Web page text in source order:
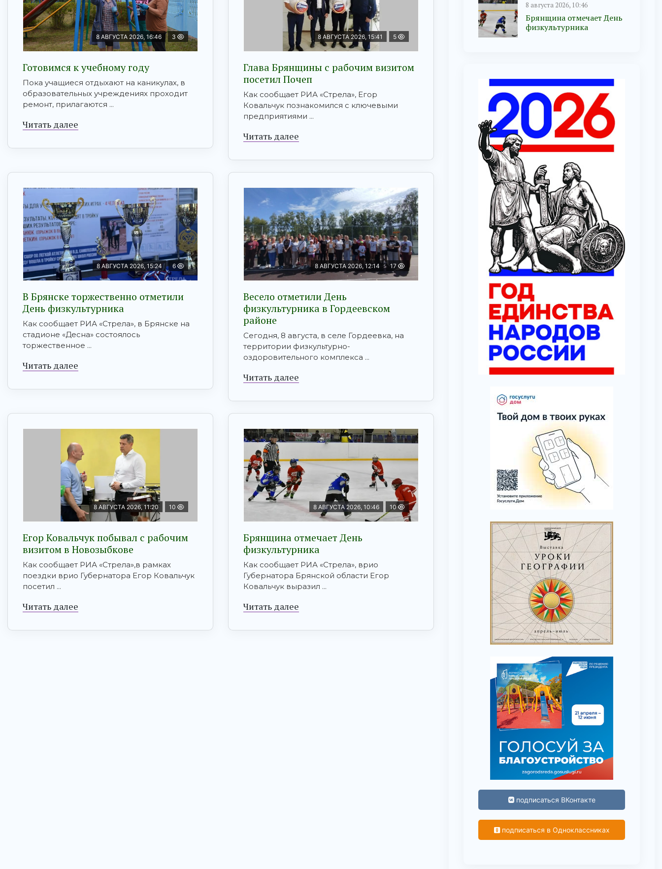
8 АВГУСТА 2026, 16:46 3
Готовимся к учебному году
Пока учащиеся отдыхают на каникулах, в
образовательных учреждениях проходит
ремонт, прилагаются ...
Читать далее
8 АВГУСТА 2026, 15:41 5
Глава Брянщины с рабочим визитом
посетил Почеп
Как сообщает РИА «Стрела», Егор
Ковальчук познакомился с ключевыми
предприятиями ...
Читать далее
8 АВГУСТА 2026, 15:24 6
В Брянске торжественно отметили
День физкультурника
Как сообщает РИА «Стрела», в Брянске на
стадионе «Десна» состоялось
торжественное ...
Читать далее
8 АВГУСТА 2026, 12:14 17
Весело отметили День
физкультурника в Гордеевском
районе
Сегодня, 8 августа, в селе Гордеевка, на
территории физкультурно-
оздоровительного комплекса ...
Читать далее
8 АВГУСТА 2026, 11:20 10
Егор Ковальчук побывал с рабочим
визитом в Новозыбкове
Как сообщает РИА «Стрела»,в рамках
поездки врио Губернатора Егор Ковальчук
посетил ...
Читать далее
8 АВГУСТА 2026, 10:46 10
Брянщина отмечает День
физкультурника
Как сообщает РИА «Стрела», врио
Губернатора Брянской области Егор
Ковальчук выразил ...
Читать далее
8 августа 2026, 10:46
Брянщина отмечает День
физкультурника
подписаться ВКонтакте
подписаться в Одноклассниках